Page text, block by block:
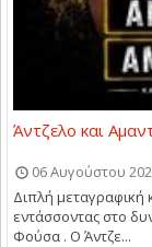
Άντζελο και
06 Αυγούστου
Διπλή
εντάσσοντας στο
Φούσα . Ο Άντζε...